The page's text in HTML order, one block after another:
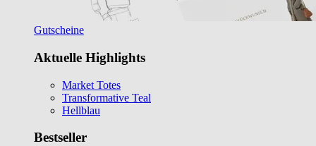
Gutscheine
Aktuelle Highlights
Market Totes
Transformative Teal
Hellblau
Bestseller